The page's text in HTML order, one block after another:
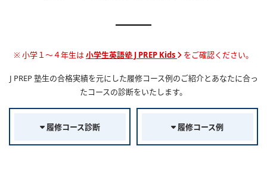
※ 小学１～４年生は小学生英語塾 J PREP Kids をご確認ください。
J PREP 塾生の合格実績を元にした履修コース例のご紹介とあなたに合っ
たコースの診断をいたします。
履修コース診断 履修コース例